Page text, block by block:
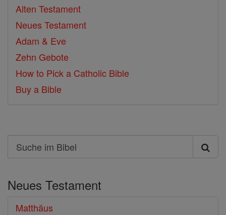
Alten Testament
Neues Testament
Adam & Eve
Zehn Gebote
How to Pick a Catholic Bible
Buy a Bible
Search
Suche
Bibel
Neues Testament
Matthäus